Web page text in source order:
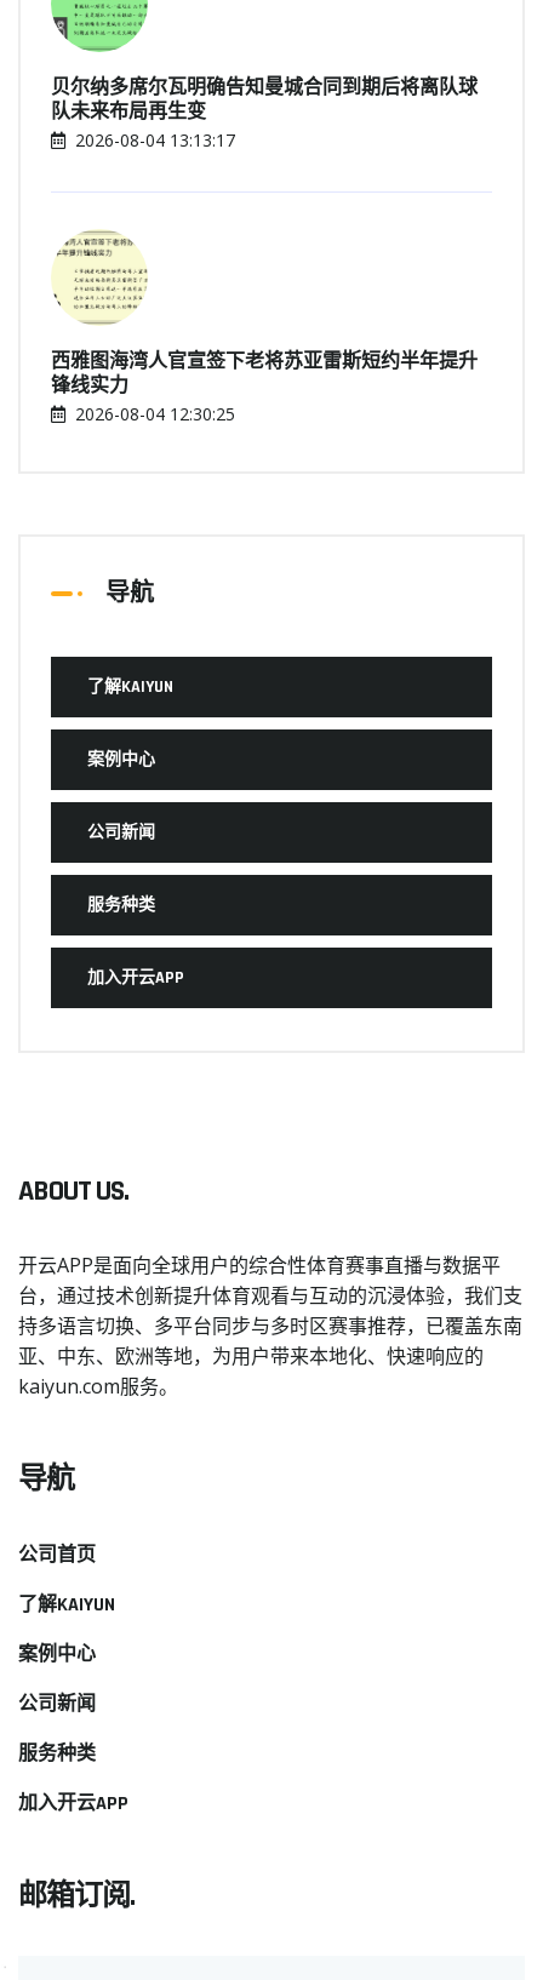
贝尔纳多席尔瓦明确告知曼城合同到期后将离队球
队未来布局再生变
2026-08-04 13:13:17
西雅图海湾人官宣签下老将苏亚雷斯短约半年提升
锋线实力
2026-08-04 12:30:25
导航
了解KAIYUN
案例中心
公司新闻
服务种类
加入开云APP
ABOUT US.
开云APP是面向全球用户的综合性体育赛事直播与数据平
台，通过技术创新提升体育观看与互动的沉浸体验，我们支
持多语言切换、多平台同步与多时区赛事推荐，已覆盖东南
亚、中东、欧洲等地，为用户带来本地化、快速响应的
kaiyun.com服务。
导航
公司首页
了解KAIYUN
案例中心
公司新闻
服务种类
加入开云APP
邮箱订阅.